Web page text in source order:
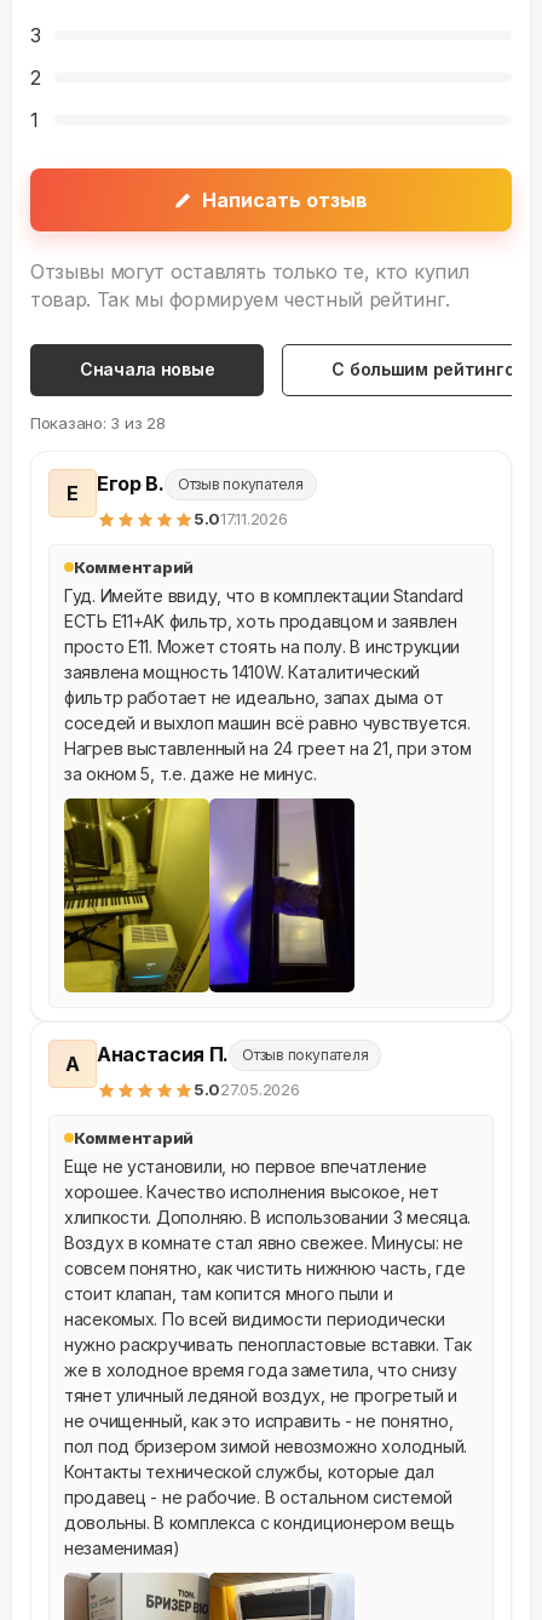
3
2
1
Написать отзыв
Отзывы могут оставлять только те, кто купил
товар. Так мы формируем честный рейтинг.
Сначала новые С большим рейтингом
Показано: 3 из 28
Е Егор В. Отзыв покупателя
5.017.11.2026
Комментарий
Гуд. Имейте ввиду, что в комплектации Standard
ЕСТЬ E11+AK фильтр, хоть продавцом и заявлен
просто E11. Может стоять на полу. В инструкции
заявлена мощность 1410W. Каталитический
фильтр работает не идеально, запах дыма от
соседей и выхлоп машин всё равно чувствуется.
Нагрев выставленный на 24 греет на 21, при этом
за окном 5, т.е. даже не минус.
А Анастасия П. Отзыв покупателя
5.027.05.2026
Комментарий
Еще не установили, но первое впечатление
хорошее. Качество исполнения высокое, нет
хлипкости. Дополняю. В использовании 3 месяца.
Воздух в комнате стал явно свежее. Минусы: не
совсем понятно, как чистить нижнюю часть, где
стоит клапан, там копится много пыли и
насекомых. По всей видимости периодически
нужно раскручивать пенопластовые вставки. Так
же в холодное время года заметила, что снизу
тянет уличный ледяной воздух, не прогретый и
не очищенный, как это исправить - не понятно,
пол под бризером зимой невозможно холодный.
Контакты технической службы, которые дал
продавец - не рабочие. В остальном системой
довольны. В комплекса с кондиционером вещь
незаменимая)